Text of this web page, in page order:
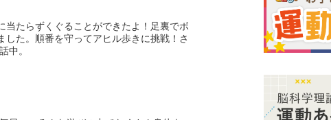
当たらずくぐることができたよ！足裏でボ
た。順番を守ってアヒル歩きに挑戦！さ
中。
2025年1月
2024年2月
2024年1月
2023年3月
2023年2月
2023年1月
2022年4月
2022年3月
2022年2月
2021年5月
2021年4月
2021年3月
2020年6月
2020年5月
2020年4月
2019年7月
2019年6月
2019年5月
2018年7月
2018年6月
2018年5月
2017年9月
2017年8月
2017年7月
2016年10
2016年9月
2016年8月